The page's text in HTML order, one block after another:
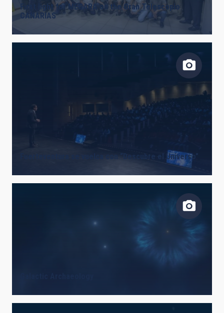
LINES OF INSTRUMENTATION
ASTROPHYSICAL
INSTALLATION
First light for MEGARA on the Gran Telescopio
CANARIAS
Fuerteventura se vuelca con “Descubre el Universo”